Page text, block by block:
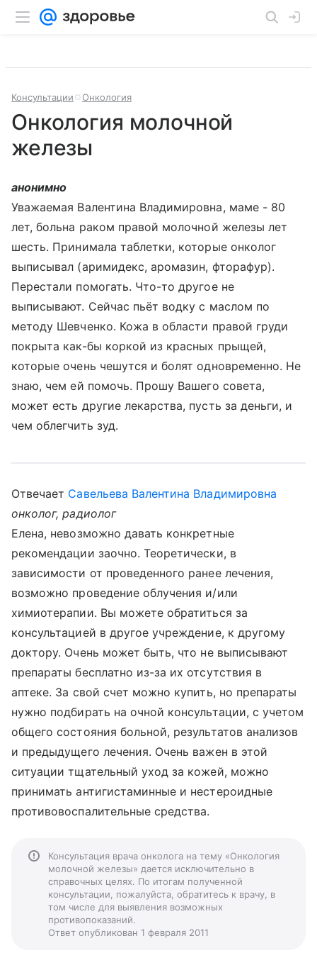
Консультации Онкология
Онкология молочной
железы
анонимно
Уважаемая Валентина Владимировна, маме - 80
лет, больна раком правой молочной железы лет
шесть. Принимала таблетки, которые онколог
выписывал (аримидекс, аромазин, фторафур).
Перестали помогать. Что-то другое не
выписывают. Сейчас пьёт водку с маслом по
методу Шевченко. Кожа в области правой груди
покрыта как-бы коркой из красных прыщей,
которые очень чешутся и болят одновременно. Не
знаю, чем ей помочь. Прошу Вашего совета,
может есть другие лекарства, пусть за деньги, и
чем облегчить зуд.
Отвечает Савельева Валентина Владимировна
онколог, радиолог
Елена, невозможно давать конкретные
рекомендации заочно. Теоретически, в
зависимости от проведенного ранее лечения,
возможно проведение облучения и/или
химиотерапии. Вы можете обратиться за
консультацией в другое учреждение, к другому
доктору. Очень может быть, что не выписывают
препараты бесплатно из-за их отсутствия в
аптеке. За свой счет можно купить, но препараты
нужно подбирать на очной консультации, с учетом
общего состояния больной, результатов анализов
и предыдущего лечения. Очень важен в этой
ситуации тщательный уход за кожей, можно
принимать антигистаминные и нестероидные
противовоспалительные средства.
Консультация врача онколога на тему «Онкология
молочной железы» дается исключительно в
справочных целях. По итогам полученной
консультации, пожалуйста, обратитесь к врачу, в
том числе для выявления возможных
противопоказаний.
Ответ опубликован 1 февраля 2011